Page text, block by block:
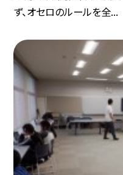
ず、オセロのルールを全...